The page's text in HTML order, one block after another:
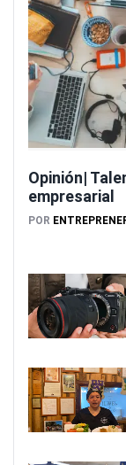
Opinión|
empresarial
POR